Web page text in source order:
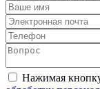
Нажимая